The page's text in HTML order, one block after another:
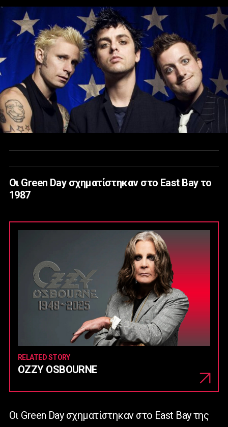
Οι Green Day σχηματίστηκαν στο East Bay το
1987
RELATED STORY
OZZY OSBOURNE
Οι Green Day σχηματίστηκαν στο East Bay της